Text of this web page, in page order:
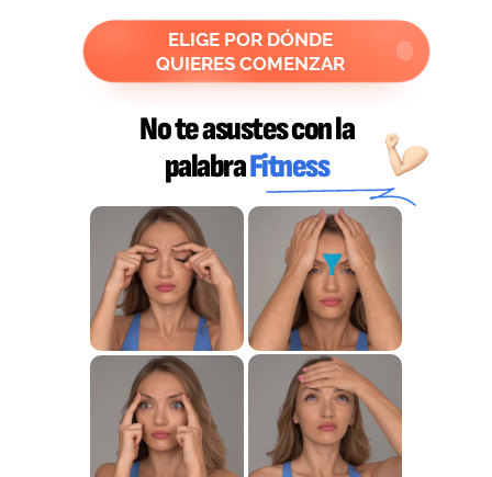
ELIGE POR DÓNDE
QUIERES COMENZAR
No te asustes con la
palabraFitness